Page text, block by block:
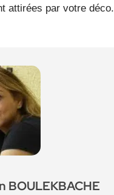
attirées par votre déco.
BOULEKBACHE